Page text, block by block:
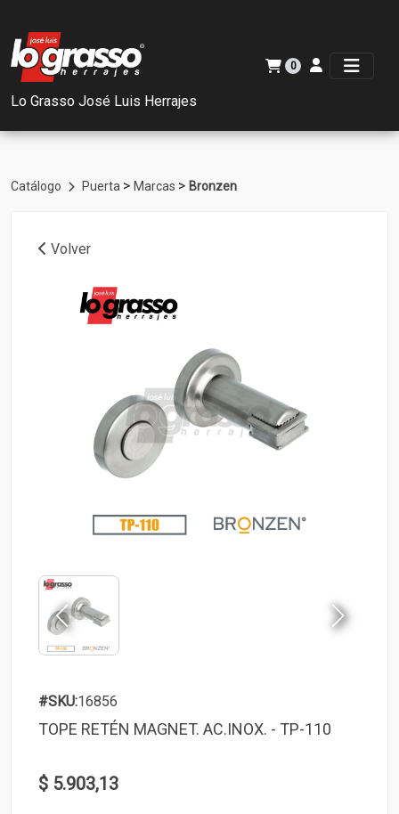
Lo Grasso José Luis Herrajes
0
Catálogo Puerta > Marcas > Bronzen
Volver
#SKU:16856
TOPE RETÉN MAGNET. AC.INOX. - TP-110
$ 5.903,13